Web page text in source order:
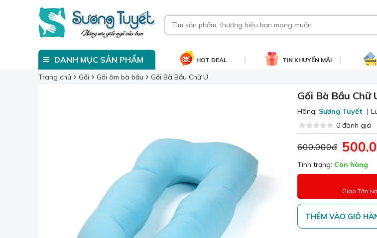
DANH MỤC SẢN PHẨM HOT DEAL TIN KHUYẾN MÃI
Trang chủ Gối Gối ôm bà bầu Gối Bà Bầu Chữ U
Gối Bà Bầu Chữ
Hãng: Sương Tuyết |
0 đánh giá
600.000đ
Tình trạng: Còn hàng
Giao Tận
THÊM VÀO GIỎ